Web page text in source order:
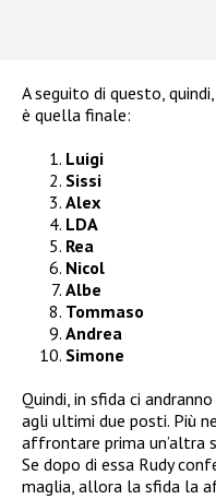
A seguito di questo, quindi,
è quella finale:
Luigi
Sissi
Alex
LDA
Rea
Nicol
Albe
Tommaso
Andrea
Simone
Quindi, in sfida ci
agli ultimi due posti. Più
affrontare prima un’altra
Se dopo di essa Rudy
maglia, allora la sfida la